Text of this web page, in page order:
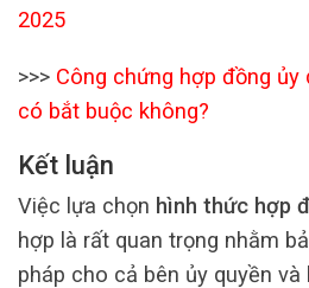
2025
>>> Công chứng hợp đồng ủy
có bắt buộc không?
Kết luận
Việc lựa chọn hình thức hợp
hợp là rất quan trọng nhằm
pháp cho cả bên ủy quyền